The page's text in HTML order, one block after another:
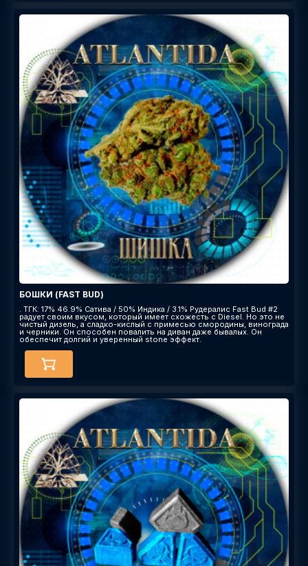
БОШКИ (FAST BUD)
. ТГК: 17% 46.9% Сатива / 50% Индика / 3.1% Рудералис Fast Bud #2
радует своим вкусом, который имеет схожесть с Diesel. Но это не
чистый дизель, а сладко-кислый с примесью смородины, винограда
и черники. Он способен повалить на диван даже бывалых. Он
обеспечит долгий и уверенный stone эффект.